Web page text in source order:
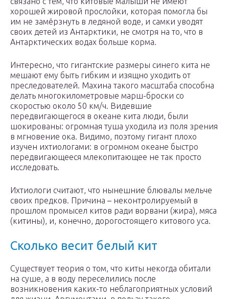
хорошей жировой прослойки, которая помогла бы
им не замёрзнуть в ледяной воде, и самки уводят
своих детей из Антарктики, не смотря на то, что в
Антарктических водах больше корма.
Интересно, что гигантские размеры синего кита не
мешают ему быть гибким и изящно уходить от
преследователей. Махина такого масштаба способна
делать многокилометровые марш-броски со
скоростью около 50 км/ч. Видевшие
передвигающегося в океане кита люди, были
шокированы: огромная туша уходила из поля зрения
в мгновение ока. Видимо, поэтому гигант плохо
изучен ихтиологами: в огромном океане быстро
передвигающееся млекопитающее не так просто
исследовать.
Ихтиологи считают, что нынешние блювалы мельче
своих предков. Причина – неконтролируемый в
прошлом промысел китов ради ворвани (жира), мяса
(китины), и, конечно, дорогостоящего китового уса.
Сколько весит белый кит
Существует теория о том, что киты некогда обитали
на суше, а в воду переселились после
возникновения каких-то неблагоприятных условий